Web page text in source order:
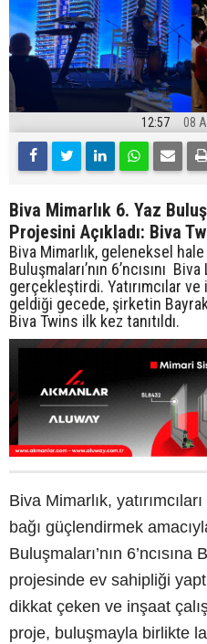
12:57 08
Biva Mimarlık 6. Yaz
Projesini Açıkladı: Biva
Biva Mimarlık, geleneksel
Buluşmaları’nın 6’ncısını
gerçekleştirdi. Yatırımcılar ve
geldiği gecede, şirketin
Biva Twins ilk kez tanıtıldı.
Biva Mimarlık,
bağı güçlendirmek
Buluşmaları’nın
projesinde ev sahipliği
dikkat çeken ve inşaat
proje, buluşmayla birlikte